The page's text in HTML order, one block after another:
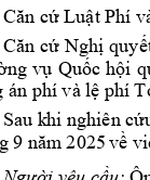
Căn cứ Luật Phí
Căn cứ Nghị
vụ Quốc hội q
án phí và lệ phí T
Sau khi nghiên
9 năm 2025về